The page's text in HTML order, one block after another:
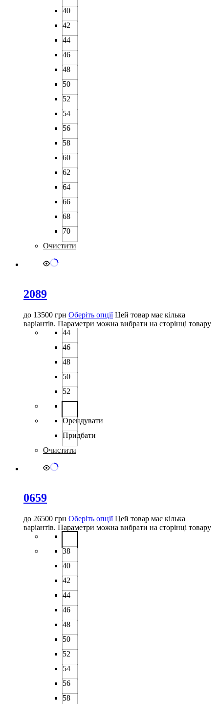
40
42
44
46
48
50
52
54
56
58
60
62
64
66
68
70
Очистити
2089
до 13500 грн Оберіть опції Цей товар має кілька
варіантів. Параметри можна вибрати на сторінці товару
44
46
48
50
52
Орендувати
Придбати
Очистити
0659
до 26500 грн Оберіть опції Цей товар має кілька
варіантів. Параметри можна вибрати на сторінці товару
38
40
42
44
46
48
50
52
54
56
58